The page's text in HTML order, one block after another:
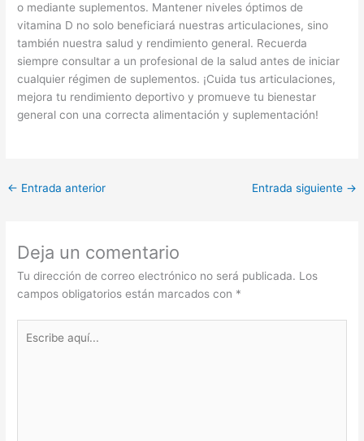
o mediante suplementos. Mantener niveles óptimos de
vitamina D no solo beneficiará nuestras articulaciones, sino
también nuestra salud y rendimiento general. Recuerda
siempre consultar a un profesional de la salud antes de iniciar
cualquier régimen de suplementos. ¡Cuida tus articulaciones,
mejora tu rendimiento deportivo y promueve tu bienestar
general con una correcta alimentación y suplementación!
← Entrada anterior Entrada siguiente →
Deja un comentario
Tu dirección de correo electrónico no será publicada. Los
campos obligatorios están marcados con *
aquí...